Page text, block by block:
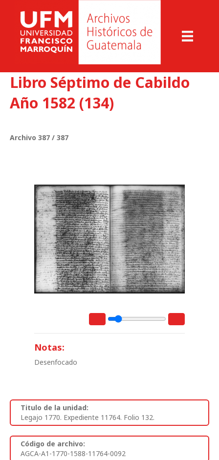
Libro Séptimo de Cabildo
Año 1582 (134)
Archivo 387 / 387
Notas:
Desenfocado
Titulo de la unidad:
Legajo 1770. Expediente 11764. Folio 132.
Código de archivo:
AGCA-A1-1770-1588-11764-0092